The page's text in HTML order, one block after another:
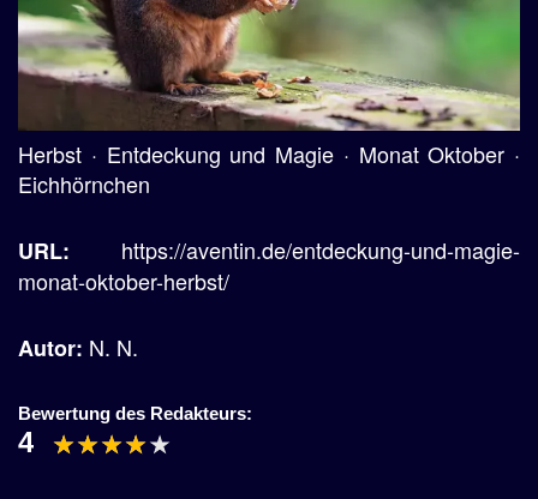
Herbst · Entdeckung und Magie · Monat Oktober ·
Eichhörnchen
URL: https://aventin.de/entdeckung-und-magie-
monat-oktober-herbst/
Autor: N. N.
Bewertung des Redakteurs:
4